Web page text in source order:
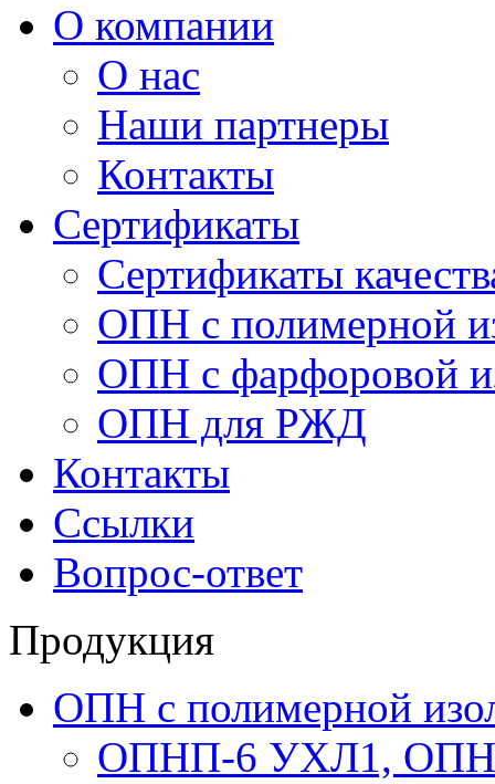
О компании
О нас
Наши партнеры
Контакты
Сертификаты
Сертификаты
ОПН с полимерной
ОПН с фарфоровой
ОПН для РЖД
Контакты
Ссылки
Вопрос-ответ
Продукция
ОПН с полимерной
ОПНП-6 УХЛ1,